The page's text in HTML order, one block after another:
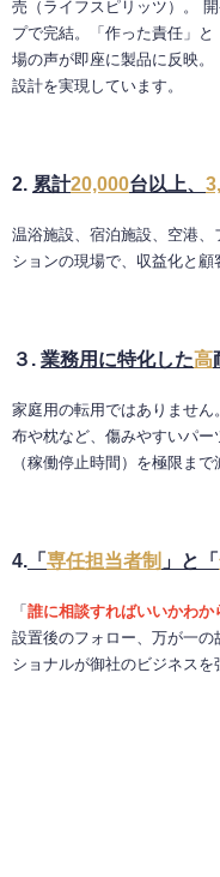
売（ライフスピリッツ）。
プで完結。「作った責任」
場の声が即座に製品に反映
設計を実現しています。
2. 累計20,000台以上、
温浴施設、宿泊施設、空港
ションの現場で、収益化と顧
３. 業務用に特化した高
家庭用の転用ではありませ
布や枕など、傷みやすいパ
（稼働停止時間）を極限ま
4. 「 専任担当者制 」と「
「 誰に相談すればいいかわか
設置後のフォロー、万が一
ショナルが御社のビジネスを